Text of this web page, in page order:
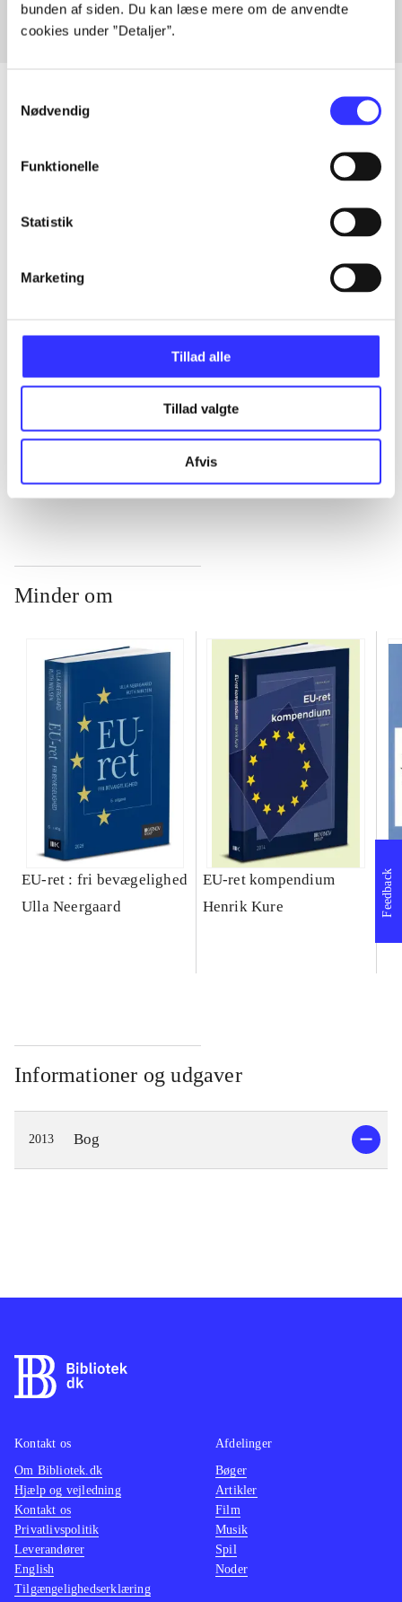
bunden af siden. Du kan læse mere om de anvendte
cookies under ”Detaljer”.
Nødvendig
Funktionelle
Statistik
Marketing
Tillad alle
Tillad valgte
Afvis
Alle registrerede artikler fordelt på udgivelser
...
...
Minder om
EU-ret : fri bevægelighed
Ulla Neergaard
EU-ret kompendium
Henrik Kure
Informationer og udgaver
2013 Bog
Feedback
Kontakt os
Om Bibliotek.dk
Hjælp og vejledning
Kontakt os
Privatlivspolitik
Leverandører
English
Tilgængelighedserklæring
Afdelinger
Bøger
Artikler
Film
Musik
Spil
Noder